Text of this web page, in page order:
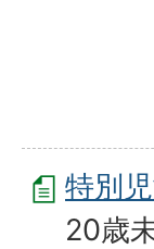
特別
20歳